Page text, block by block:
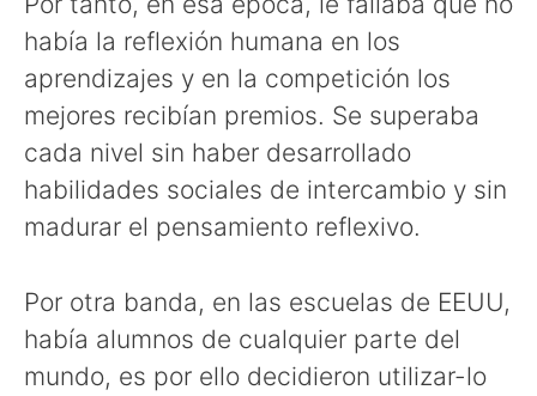
había la reflexión humana en los
aprendizajes y en la competición los
mejores recibían premios. Se superaba
cada nivel sin haber desarrollado
habilidades sociales de intercambio y sin
madurar el pensamiento reflexivo.
Por otra banda, en las escuelas de EEUU,
había alumnos de cualquier parte del
mundo, es por ello decidieron utilizar-lo